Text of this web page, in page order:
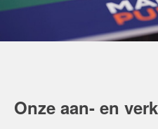
Onze aan- en